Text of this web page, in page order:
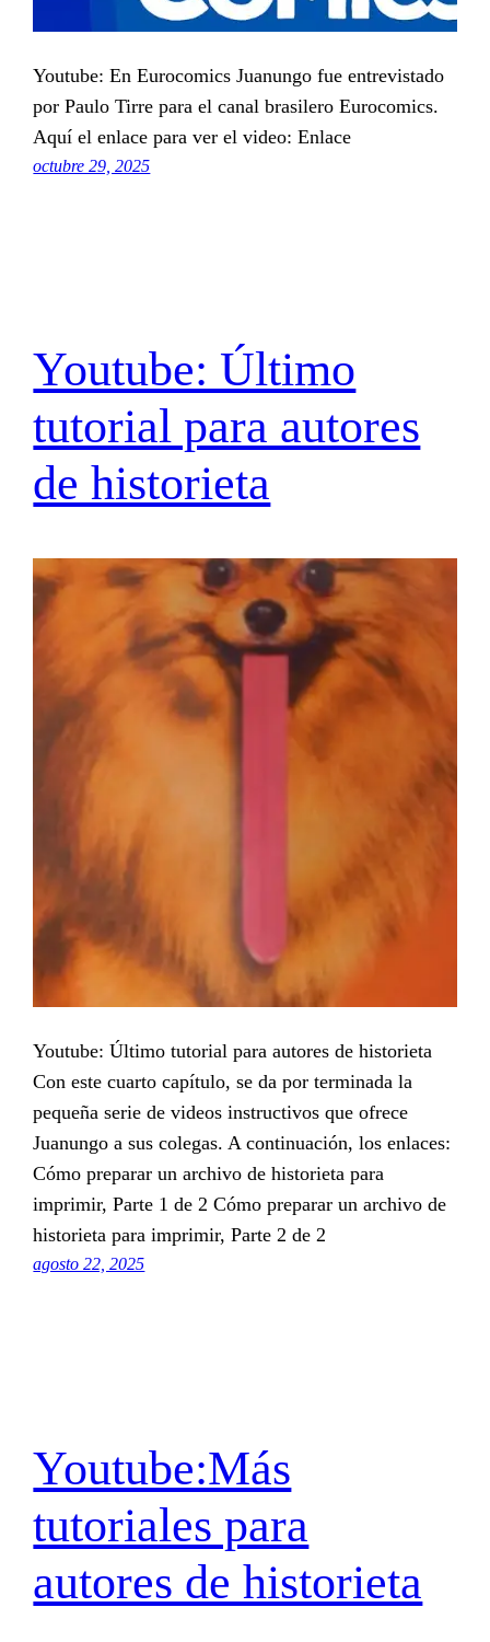
Youtube: En Eurocomics Juanungo fue entrevistado
por Paulo Tirre para el canal brasilero Eurocomics.
Aquí el enlace para ver el video: Enlace
octubre 29, 2025
Youtube: Último
tutorial para autores
de historieta
Youtube: Último tutorial para autores de historieta
Con este cuarto capítulo, se da por terminada la
pequeña serie de videos instructivos que ofrece
Juanungo a sus colegas. A continuación, los enlaces:
Cómo preparar un archivo de historieta para
imprimir, Parte 1 de 2 Cómo preparar un archivo de
historieta para imprimir, Parte 2 de 2
agosto 22, 2025
Youtube:Más
tutoriales para
autores de historieta